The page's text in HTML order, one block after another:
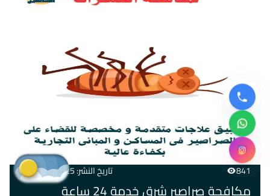
841 تاريخ النشر: 03/07/2025
مكافحة صراصير شرق خدمة 24 ساعة